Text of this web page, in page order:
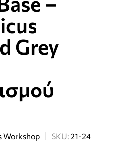
Grey
Workshop SKU:21-24